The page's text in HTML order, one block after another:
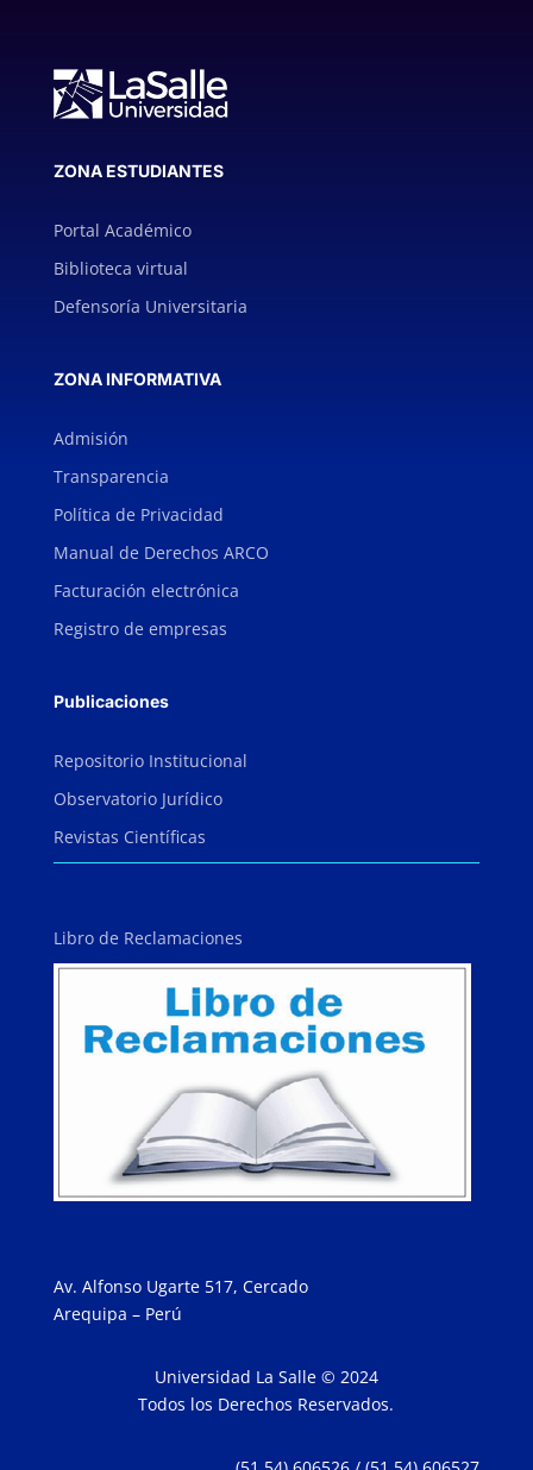
ZONA ESTUDIANTES
Portal Académico
Biblioteca virtual
Defensoría Universitaria
ZONA INFORMATIVA
Admisión
Transparencia
Política de Privacidad
Manual de Derechos ARCO
Facturación electrónica
Registro de empresas
Publicaciones
Repositorio Institucional
Observatorio Jurídico
Revistas Científicas
Libro de Reclamaciones
Av. Alfonso Ugarte 517, Cercado
Arequipa – Perú
Universidad La Salle © 2024
Todos los Derechos Reservados.